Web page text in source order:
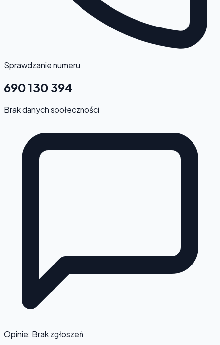
Sprawdzanie numeru
690 130 394
Brak danych społeczności
Opinie: Brak zgłoszeń